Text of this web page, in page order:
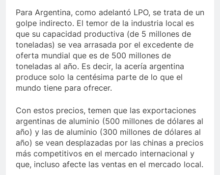
Para Argentina, como adelantó LPO, se trata de un
golpe indirecto. El temor de la industria local es
que su capacidad productiva (de 5 millones de
toneladas) se vea arrasada por el excedente de
oferta mundial que es de 500 millones de
toneladas al año. Es decir, la acería argentina
produce solo la centésima parte de lo que el
mundo tiene para ofrecer.
Con estos precios, temen que las exportaciones
argentinas de aluminio (500 millones de dólares al
año) y las de aluminio (300 millones de dólares al
año) se vean desplazadas por las chinas a precios
más competitivos en el mercado internacional y
que, incluso afecte las ventas en el mercado local.